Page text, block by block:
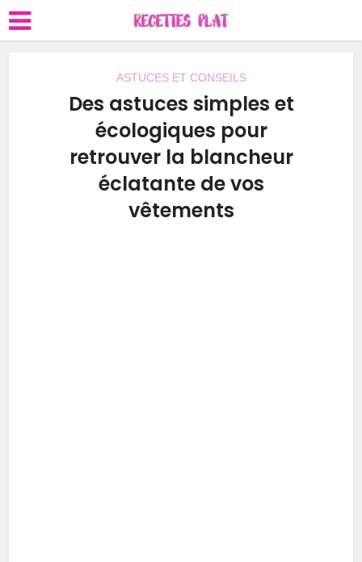
ASTUCES ET CONSEILS
Des astuces simples et
écologiques pour
retrouver la blancheur
éclatante de vos
vêtements